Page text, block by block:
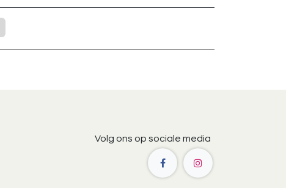
Volg ons op sociale media